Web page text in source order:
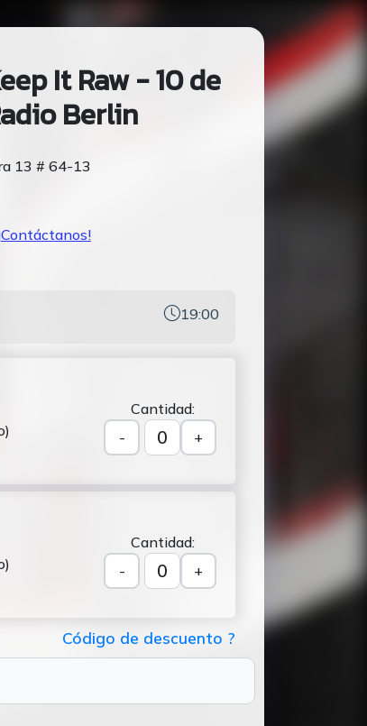
It Raw - 10 de
Berlin
13 # 64-13
19:00
Cantidad:
-
0 +
Cantidad:
-
0 +
Código de descuento ?